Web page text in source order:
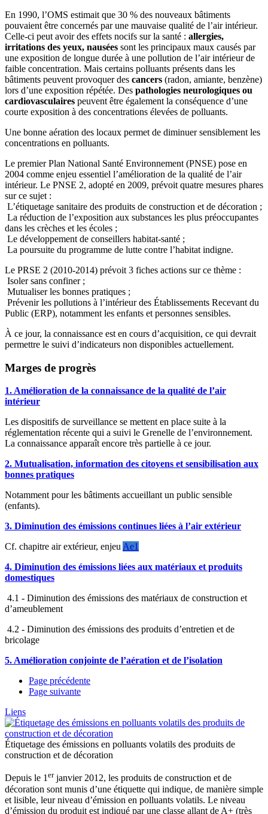
En 1990, l’OMS estimait que 30 % des nouveaux bâtiments
pouvaient être concernés par une mauvaise qualité de l’air intérieur.
Celle-ci peut avoir des effets nocifs sur la santé : allergies,
irritations des yeux, nausées sont les principaux maux causés par
une exposition de longue durée à une pollution de l’air intérieur de
faible concentration. Mais certains polluants présents dans les
bâtiments peuvent provoquer des cancers (radon, amiante, benzène)
lors d’une exposition répétée. Des pathologies neurologiques ou
cardiovasculaires peuvent être également la conséquence d’une
courte exposition à des concentrations élevées de polluants.
Une bonne aération des locaux permet de diminuer sensiblement les
concentrations en polluants.
Le premier Plan National Santé Environnement (PNSE) pose en
2004 comme enjeu essentiel l’amélioration de la qualité de l’air
intérieur. Le PNSE 2, adopté en 2009, prévoit quatre mesures phares
sur ce sujet :
L’étiquetage sanitaire des produits de construction et de décoration ;
La réduction de l’exposition aux substances les plus préoccupantes
dans les crèches et les écoles ;
Le développement de conseillers habitat-santé ;
La poursuite du programme de lutte contre l’habitat indigne.
Le PRSE 2 (2010-2014) prévoit 3 fiches actions sur ce thème :
Isoler sans confiner ;
Mutualiser les bonnes pratiques ;
Prévenir les pollutions à l’intérieur des Établissements Recevant du
Public (ERP), notamment les enfants et personnes sensibles.
À ce jour, la connaissance est en cours d’acquisition, ce qui devrait
permettre le suivi d’indicateurs non disponibles actuellement.
Marges de progrès
1. Amélioration de la connaissance de la qualité de l’air
intérieur
Les dispositifs de surveillance se mettent en place suite à la
réglementation récente qui a suivi le Grenelle de l’environnement.
La connaissance apparaît encore très partielle à ce jour.
2. Mutualisation, information des citoyens et sensibilisation aux
bonnes pratiques
Notamment pour les bâtiments accueillant un public sensible
(enfants).
3. Diminution des émissions continues liées à l’air extérieur
Cf. chapitre air extérieur, enjeu Ae1
4. Diminution des émissions liées aux matériaux et produits
domestiques
4.1 - Diminution des émissions des matériaux de construction et
d’ameublement
4.2 - Diminution des émissions des produits d’entretien et de
bricolage
5. Amélioration conjointe de l’aération et de l’isolation
Page précédente
Page suivante
Liens
Étiquetage des émissions en polluants volatils des produits de
construction et de décoration
Depuis le 1erjanvier 2012, les produits de construction et de
décoration sont munis d’une étiquette qui indique, de manière simple
et lisible, leur niveau d’émission en polluants volatils. Le niveau
d’émission du produit est indiqué par une classe allant de A+ (très